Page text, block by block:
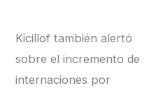
Kicillof también alertó
sobre el incremento de
internaciones por